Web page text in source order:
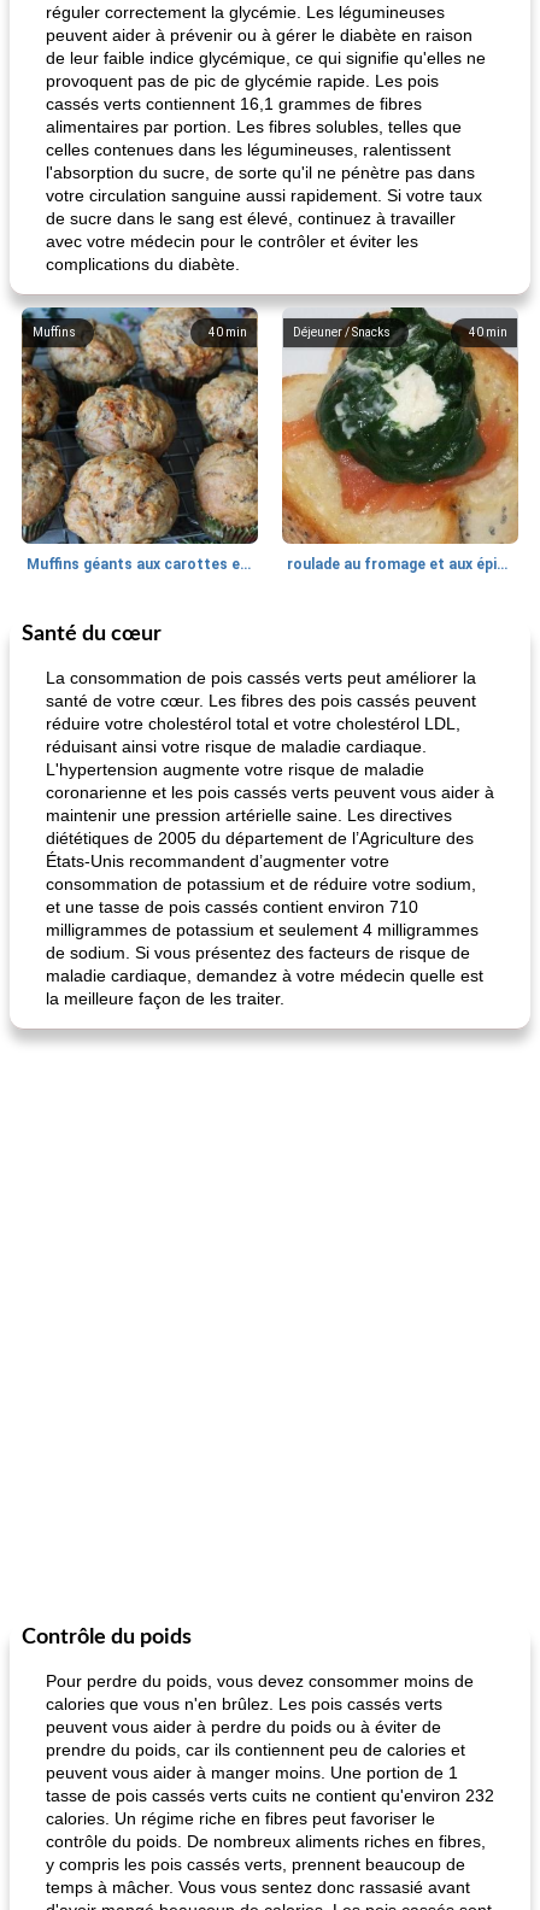
réguler correctement la glycémie. Les légumineuses
peuvent aider à prévenir ou à gérer le diabète en raison
de leur faible indice glycémique, ce qui signifie qu'elles ne
provoquent pas de pic de glycémie rapide. Les pois
cassés verts contiennent 16,1 grammes de fibres
alimentaires par portion. Les fibres solubles, telles que
celles contenues dans les légumineuses, ralentissent
l'absorption du sucre, de sorte qu'il ne pénètre pas dans
votre circulation sanguine aussi rapidement. Si votre taux
de sucre dans le sang est élevé, continuez à travailler
avec votre médecin pour le contrôler et éviter les
complications du diabète.
40 min
Muffins
Muffins géants aux carottes et à la banane de Nif
40 min
Déjeuner / Snacks
roulade au fromage et aux épinards
Marques de confiance: recettes et
fiesta tostadas le méga's jopp joes
Santé du cœur
La consommation de pois cassés verts peut améliorer la
santé de votre cœur. Les fibres des pois cassés peuvent
réduire votre cholestérol total et votre cholestérol LDL,
réduisant ainsi votre risque de maladie cardiaque.
L'hypertension augmente votre risque de maladie
coronarienne et les pois cassés verts peuvent vous aider à
maintenir une pression artérielle saine. Les directives
diététiques de 2005 du département de l’Agriculture des
États-Unis recommandent d’augmenter votre
consommation de potassium et de réduire votre sodium,
et une tasse de pois cassés contient environ 710
milligrammes de potassium et seulement 4 milligrammes
de sodium. Si vous présentez des facteurs de risque de
maladie cardiaque, demandez à votre médecin quelle est
la meilleure façon de les traiter.
Contrôle du poids
Pour perdre du poids, vous devez consommer moins de
calories que vous n'en brûlez. Les pois cassés verts
peuvent vous aider à perdre du poids ou à éviter de
prendre du poids, car ils contiennent peu de calories et
peuvent vous aider à manger moins. Une portion de 1
tasse de pois cassés verts cuits ne contient qu'environ 232
calories. Un régime riche en fibres peut favoriser le
contrôle du poids. De nombreux aliments riches en fibres,
y compris les pois cassés verts, prennent beaucoup de
temps à mâcher. Vous vous sentez donc rassasié avant